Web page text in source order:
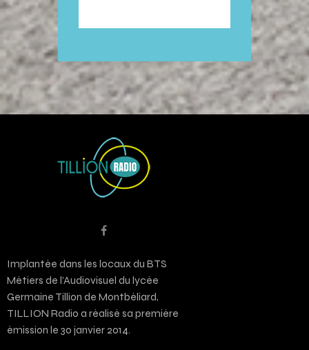
Implantée dans les locaux du BTS
Métiers de l’Audiovisuel du lycée
Germaine Tillion de Montbéliard,
TILLION Radio a réalisé sa première
émission le 30 janvier 2014.